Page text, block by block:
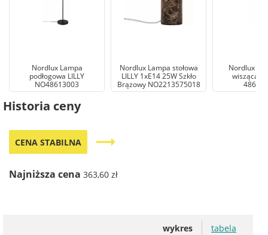
Nordlux Lampa
podłogowa LILLY
NO48613003
Nordlux Lampa stołowa
LILLY 1xE14 25W Szkło
Brązowy NO2213575018
Nordlux
wisząca
Historia ceny
CENA STABILNA trending_flat
Najniższa cena 363,60 zł
wykres tabela